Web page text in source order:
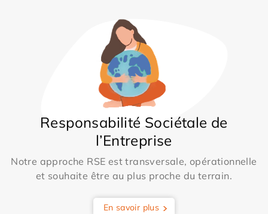
Responsabilité Sociétale de
l’Entreprise
Notre approche RSE est transversale, opérationnelle
et souhaite être au plus proche du terrain.
En savoir plus